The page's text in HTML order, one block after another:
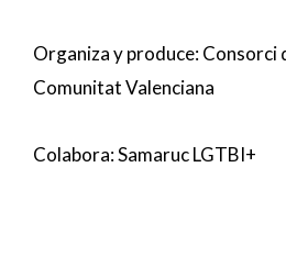
Organiza y produce: Consorci
Comunitat Valenciana
Colabora: Samaruc LGTBI+